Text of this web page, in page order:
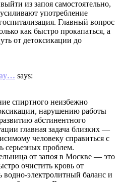
из запоя самостоятельно,
употребление
Главный вопрос
как быстро прокапаться, а
от детоксикации до
says:
спиртного неизбежно
нарушению работы
абстинентного
главная задача близких —
человеку справиться с
серьезных проблем.
от запоя в Москве — это
очистить кровь от
водно-электролитный баланс и